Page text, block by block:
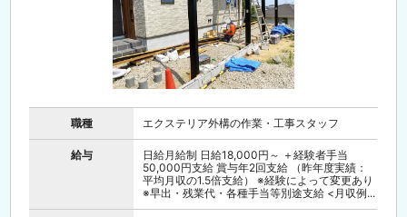
職種 エクステリア外構の作業・工事スタッフ
給与
日給月給制 日給18,000円～ ＋経験者手当
50,000円支給 賞与年2回支給 （昨年度実績：
平均月収の1.5倍支給） ※経験によって変更あり
※早出・残業代・各種手当等別途支給 <月収例...